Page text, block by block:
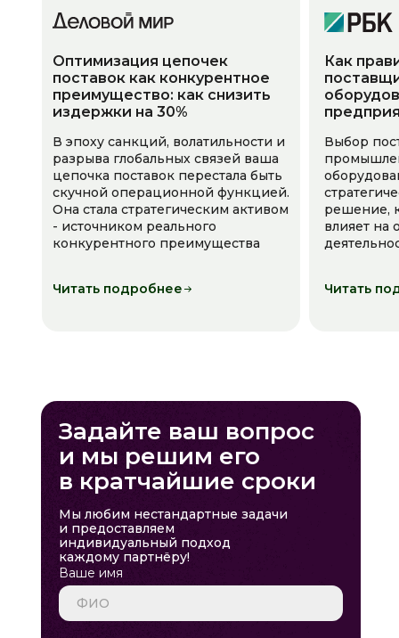
Оптимизация цепочек
поставок как конкурентное
преимущество: как снизить
издержки на 30%
В эпоху санкций, волатильности и
разрыва глобальных связей ваша
цепочка поставок перестала быть
скучной операционной функцией.
Она стала стратегическим активом
- источником реального
конкурентного преимущества
Читать подробнее
Как
Выбор
решение,
влияет на
Читать
Задайте ваш вопрос
и мы решим его
в кратчайшие сроки
Мы любим нестандартные задачи
и предоставляем
индивидуальный подход
каждому партнёру!
Ваше имя